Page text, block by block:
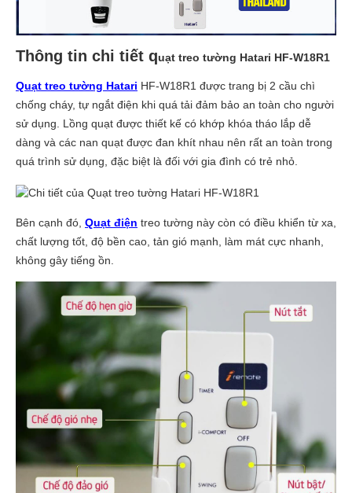
Thông tin chi tiết quạt treo tường Hatari HF-W18R1
Quạt treo tường Hatari HF-W18R1 được trang bị 2 cầu chì
chống cháy, tự ngắt điện khi quá tải đảm bảo an toàn cho người
sử dụng. Lồng quạt được thiết kế có khớp khóa tháo lắp dễ
dàng và các nan quạt được đan khít nhau nên rất an toàn trong
quá trình sử dụng, đặc biệt là đối với gia đình có trẻ nhỏ.
Bên cạnh đó, Quạt điện treo tường này còn có điều khiển từ xa,
chất lượng tốt, độ bền cao, tản gió mạnh, làm mát cực nhanh,
không gây tiếng ồn.